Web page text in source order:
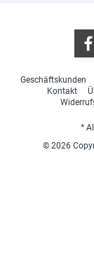
Geschäftskunden
Kontakt
*
© 2026